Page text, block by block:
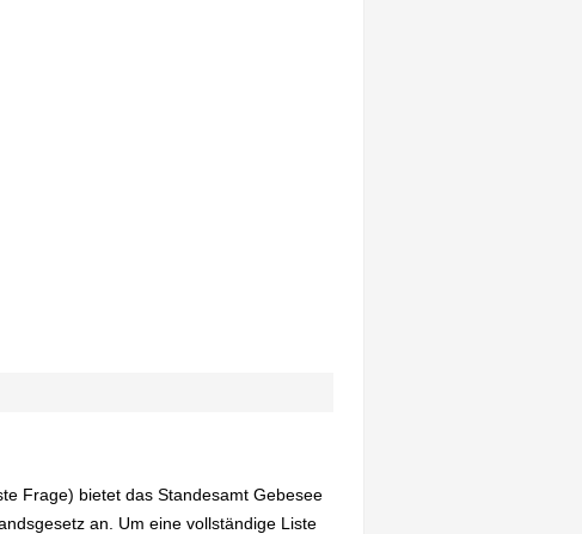
Frage) bietet das Standesamt Gebesee
an. Um eine vollständige Liste